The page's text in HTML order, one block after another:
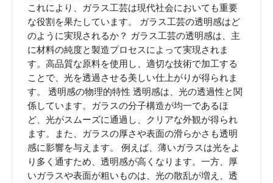
これにより、ガラス工芸は現代社会においても重要
な役割を果たしています。 ガラス工芸の透明感はど
のように実現されるか？ ガラス工芸の透明感は、主
に材料の純度と製造プロセスによって実現されま
す。高品質な原料を使用し、適切な技術で加工する
ことで、光を透過させる美しい仕上がりが得られま
す。 透明感の物理的特性 透明感は、光の透過性と関
係しています。ガラスの分子構造が均一であるほ
ど、光がスムーズに通過し、クリアな外観が得られ
ます。また、ガラスの厚さや表面の滑らかさも透明
感に影響を与えます。 例えば、薄いガラスは光をよ
り多く通すため、透明感が高くなります。一方、厚
いガラスや表面が粗いものは、光の散乱が増え、透